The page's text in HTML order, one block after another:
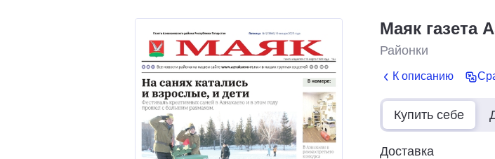
Маяк газета
Районки
К описанию
Купить себе
Доставка